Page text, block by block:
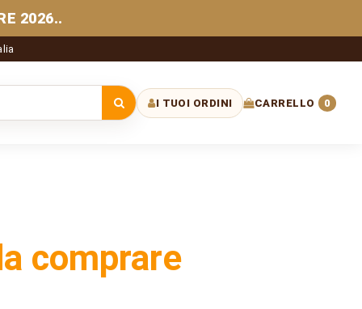
2026..
I TUOI ORDINI CARRELLO 0
comprare